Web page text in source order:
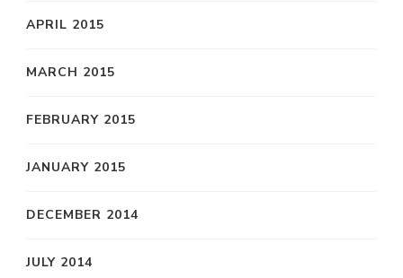
APRIL 2015
MARCH 2015
FEBRUARY 2015
JANUARY 2015
DECEMBER 2014
JULY 2014